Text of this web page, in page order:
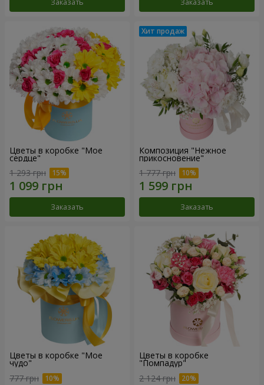
Цветы в коробке "Мое
сердце"
1 293 грн
Заказать
Композиция "Нежное
прикосновение"
1 777 грн
Заказать
Цветы в коробке "Мое
чудо"
777 грн
Цветы в коробке
"Помпадур"
2 124 грн